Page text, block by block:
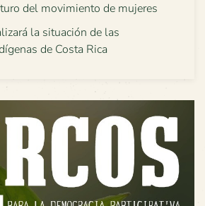
del movimiento de mujeres
la situación de las
de Costa Rica